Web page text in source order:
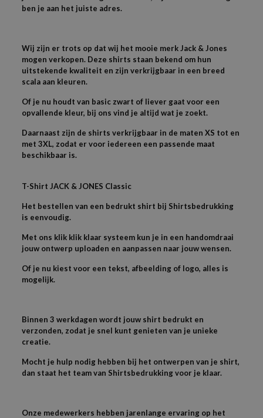
ben je aan het juiste adres.
Wij zijn er trots op dat wij het mooie merk Jack & Jones
mogen verkopen. Deze shirts staan bekend om hun
uitstekende kwaliteit en zijn verkrijgbaar in een breed
scala aan kleuren.
Of je nu houdt van basic zwart of liever gaat voor een
opvallende kleur, bij ons vind je altijd wat je zoekt.
Daarnaast zijn de shirts verkrijgbaar in de maten XS tot en
met 3XL, zodat er voor iedereen een passende maat
beschikbaar is.
T-Shirt JACK & JONES Classic
Het bestellen van een bedrukt shirt bij Shirtsbedrukking
is eenvoudig.
Met ons klik klik klaar systeem kun je in een handomdraai
jouw ontwerp uploaden en aanpassen naar jouw wensen.
Of je nu kiest voor een tekst, afbeelding of logo, alles is
mogelijk.
Binnen 3 werkdagen wordt jouw shirt bedrukt en
verzonden, zodat je snel kunt genieten van je unieke
creatie.
Mocht je hulp nodig hebben bij het ontwerpen van je shirt,
dan staat het team van Shirtsbedrukking voor je klaar.
Onze medewerkers hebben jarenlange ervaring op het